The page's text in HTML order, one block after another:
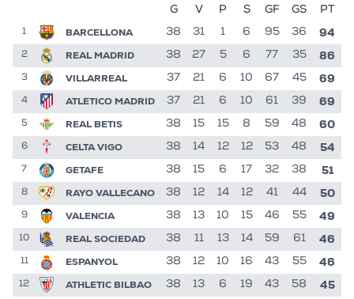
G V P S GF GS PT
1 BARCELLONA 38 31 1 6 95 36 94
2 REAL MADRID 38 27 5 6 77 35 86
3 VILLARREAL 37 21 6 10 67 45 69
4 ATLETICO MADRID 37 21 6 10 61 39 69
5 REAL BETIS 38 15 15 8 59 48 60
6 CELTA VIGO 38 14 12 12 53 48 54
7 GETAFE 38 15 6 17 32 38 51
8 RAYO VALLECANO 38 12 14 12 41 44 50
9 VALENCIA 38 13 10 15 46 55 49
10 REAL SOCIEDAD 38 11 13 14 59 61 46
11 ESPANYOL 38 12 10 16 43 55 46
12 ATHLETIC BILBAO 38 13 6 19 43 58 45